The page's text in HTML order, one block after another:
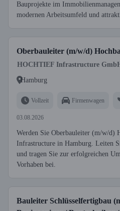
Bauprojekte im
modernen Arbeitsumfeld und
Oberbauleiter (m/w/d)
HOCHTIEF Infrastructure
Hamburg
Vollzeit Firmenwagen
03.08.2026
Werden Sie Oberbauleiter (m/w/d)
Infrastructure in Hamburg. Leiten
und tragen Sie zur erfolgreichen
Vorhaben bei.
Bauleiter Schlüsselfertigbau